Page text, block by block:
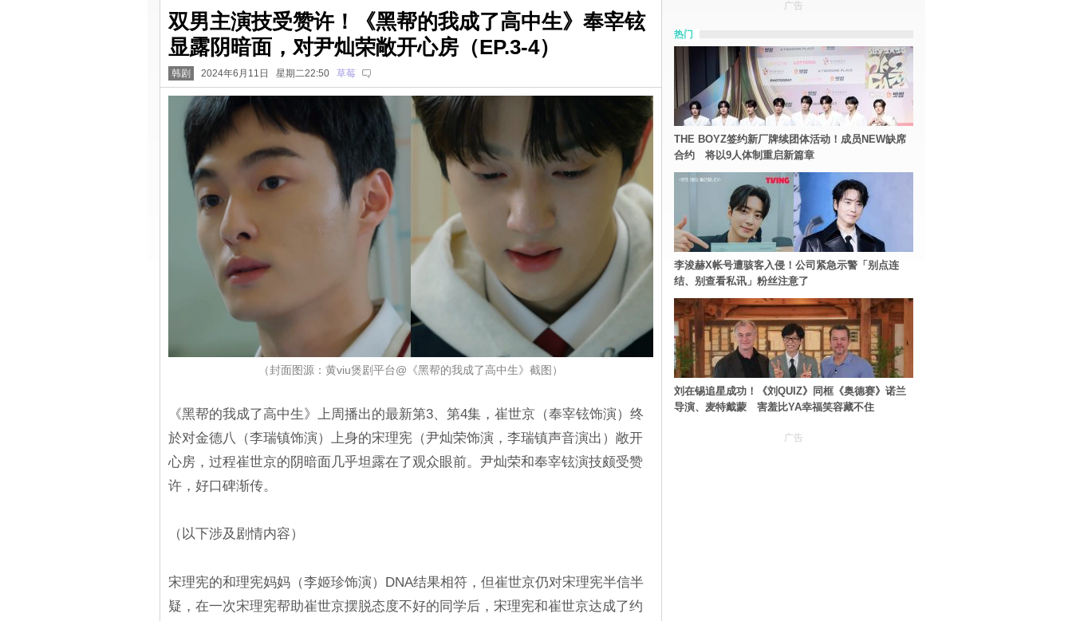
双男主演技受赞许！《黑帮的我成了高中生》奉宰铉
显露阴暗面，对尹灿荣敞开心房（EP.3-4）
韩剧 2024年6月11日 星期二22:50 草莓
（封面图源：黄viu煲剧平台@《黑帮的我成了高中生》截图）
《黑帮的我成了高中生》上周播出的最新第3、第4集，崔世京（奉宰铉饰演）终
於对金德八（李瑞镇饰演）上身的宋理宪（尹灿荣饰演，李瑞镇声音演出）敞开
心房，过程崔世京的阴暗面几乎坦露在了观众眼前。尹灿荣和奉宰铉演技颇受赞
许，好口碑渐传。
（以下涉及剧情内容）
宋理宪的和理宪妈妈（李姬珍饰演）DNA结果相符，但崔世京仍对宋理宪半信半
疑，在一次宋理宪帮助崔世京摆脱态度不好的同学后，宋理宪和崔世京达成了约
广告
热门
THE BOYZ签约新厂牌续团体活动！成员NEW缺席
合约 将以9人体制重启新篇章
李浚赫X帐号遭骇客入侵！公司紧急示警「别点连
结、别查看私讯」粉丝注意了
刘在锡追星成功！《刘QUIZ》同框《奥德赛》诺兰
导演、麦特戴蒙 害羞比YA幸福笑容藏不住
广告